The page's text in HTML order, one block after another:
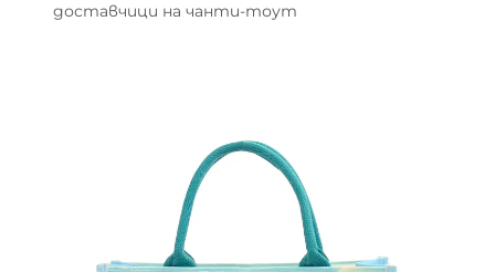
доставчици на чанти-тоут